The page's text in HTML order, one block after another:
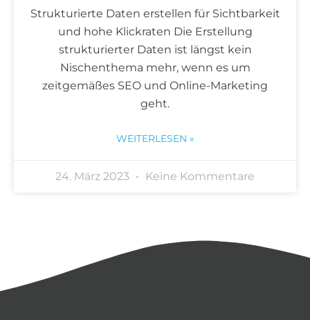
Strukturierte Daten erstellen für Sichtbarkeit
und hohe Klickraten Die Erstellung
strukturierter Daten ist längst kein
Nischenthema mehr, wenn es um
zeitgemäßes SEO und Online-Marketing
geht.
WEITERLESEN »
24. März 2023 Keine Kommentare